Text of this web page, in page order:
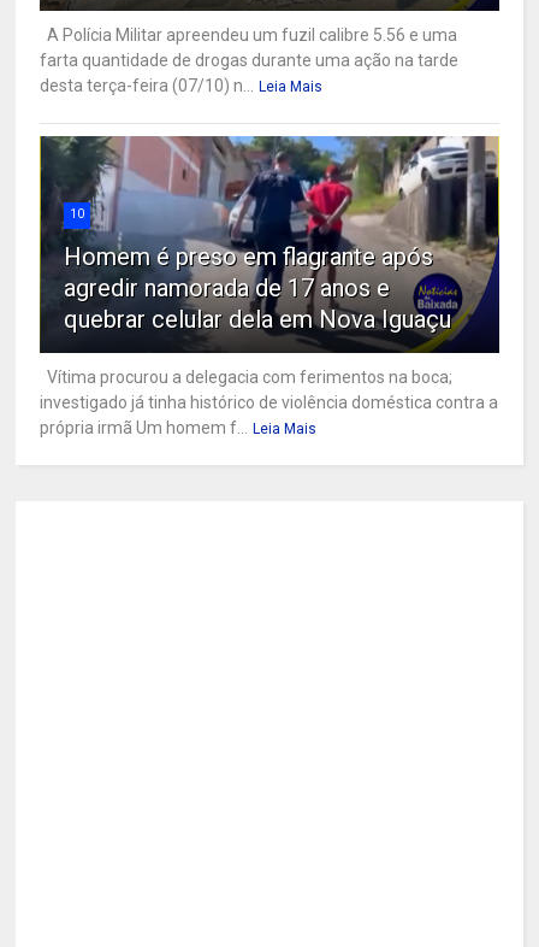
A Polícia Militar apreendeu um fuzil calibre 5.56 e uma
farta quantidade de drogas durante uma ação na tarde
desta terça-feira (07/10) n...
Leia Mais
10
Homem é preso em flagrante após
agredir namorada de 17 anos e
quebrar celular dela em Nova Iguaçu
Vítima procurou a delegacia com ferimentos na boca;
investigado já tinha histórico de violência doméstica contra a
própria irmã Um homem f...
Leia Mais